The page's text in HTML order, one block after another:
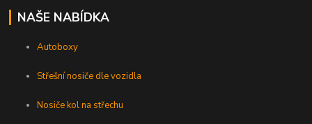
NAŠE NABÍDKA
Autoboxy
Střešní nosiče dle vozidla
Nosiče kol na střechu